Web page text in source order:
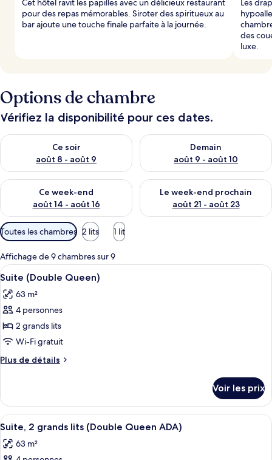
pour des repas mémorables. Siroter des spiritueux au
bar ajoute une touche finale parfaite à la journée.
des
luxe.
Options de chambre
Vérifiez la disponibilité pour ces dates.
Ce soir
août 8 - août 9
Vérifier la disponibilité pour ce soir août 8 - août 9
Demain
août 9 - août 10
Vérifier la disponibilité pour
Ce week-end
août 14 - août 16
Vérifier la disponibilité pour ce week-end août 14 - août 16
Le week-end prochain
août 21 - août 23
Vérifier la disponibilité pour
Filtres
disponibles
pour
les
chambres
Toutes les chambres 2 lits 1 lit
Affichage de 9 chambres sur 9
Afficher
toutes
les
photos
pour
ce
type
de
Suite
(Double
Queen)
Une chambre d’hôtel avec deux lits,
7
Suite (Double Queen)
63 m²
4 personnes
2 grands lits
Wi-Fi gratuit
Plus de détails
Plus
le
type
de
Suite
(Double
Voir les prix
Afficher
toutes
les
Une chambre d’hôtel avec deux lits,
7
Suite, 2 grands lits (Double Queen ADA)
63 m²